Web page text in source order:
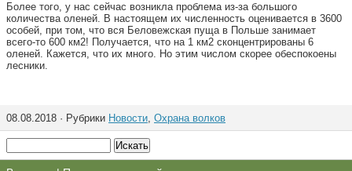
Более того, у нас сейчас возникла проблема из-за большого
количества оленей. В настоящем их численность оценивается в 3600
особей, при том, что вся Беловежская пуща в Польше занимает
всего-то 600 км2! Получается, что на 1 км2 сконцентрированы 6
оленей. Кажется, что их много. Но этим числом скорее обеспокоены
лесники.
08.08.2018 · Рубрики Новости, Охрана волков